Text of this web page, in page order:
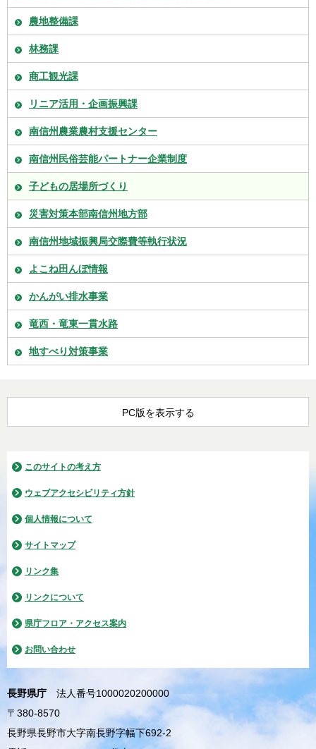
農地整備課
林務課
商工観光課
リニア活用・企画振興課
南信州農業農村支援センター
南信州民俗芸能パートナー企業制度
子どもの居場所づくり
災害対策本部南信州地方部
南信州地域振興局交際費等執行状況
よこね田んぼ情報
かんがい排水事業
竜西・竜東一貫水路
地すべり対策事業
PC版を表示する
このサイトの考え方
ウェブアクセシビリティ方針
個人情報について
サイトマップ
リンク集
リンクについて
県庁フロア・アクセス案内
お問い合わせ
長野県庁
法人番号1000020200000
〒380-8570
長野県長野市大字南長野字幅下692-2